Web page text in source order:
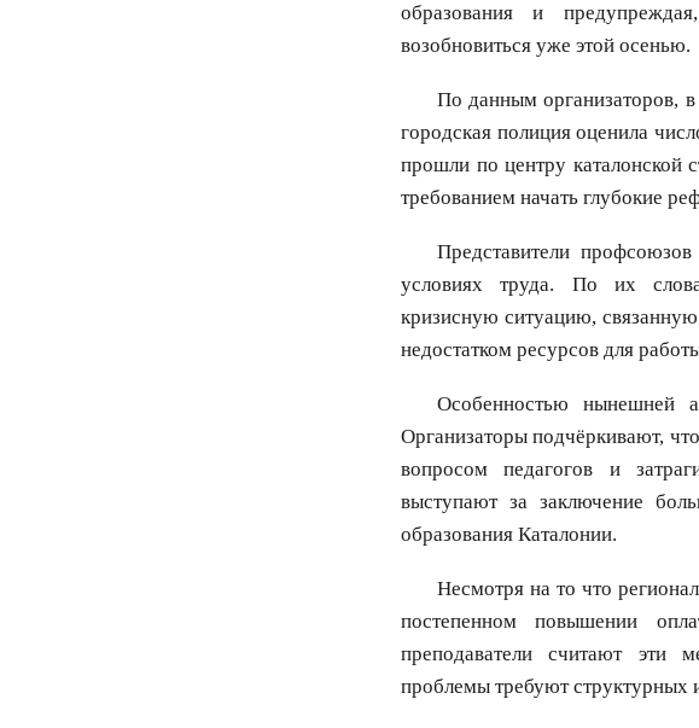
образования и
возобновиться уже этой осенью.
По данным организаторов, в
городская полиция оценила
прошли по центру каталонской
требованием начать глубокие
Представители
условиях труда. По их
кризисную ситуацию,
недостатком ресурсов для
Особенностью нынешней
Организаторы подчёркивают,
вопросом педагогов и
выступают за заключение
образования Каталонии.
Несмотря на то что
постепенном повышении
преподаватели считают
проблемы требуют структурных